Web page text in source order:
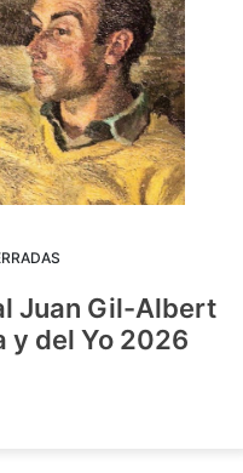
Juan Gil-Albert
y del Yo 2026